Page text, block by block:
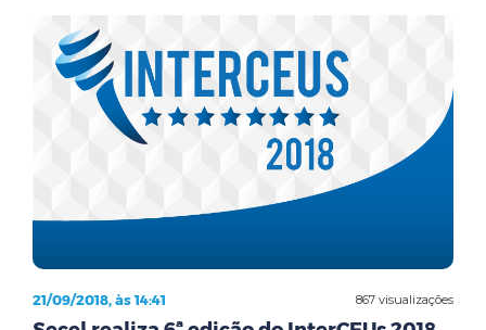
867 visualizações
21/09/2018, às 14:41